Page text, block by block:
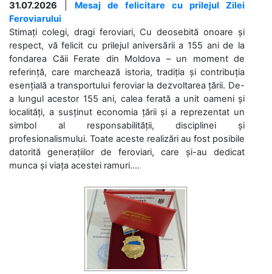
31.07.2026
Mesaj de felicitare cu prilejul Zilei
Feroviarului
Stimați colegi, dragi feroviari, Cu deosebită onoare și
respect, vă felicit cu prilejul aniversării a 155 ani de la
fondarea Căii Ferate din Moldova – un moment de
referință, care marchează istoria, tradiția și contribuția
esențială a transportului feroviar la dezvoltarea țării. De-
a lungul acestor 155 ani, calea ferată a unit oameni și
localități, a susținut economia țării și a reprezentat un
simbol al responsabilității, disciplinei și
profesionalismului. Toate aceste realizări au fost posibile
datorită generațiilor de feroviari, care și-au dedicat
munca și viața acestei ramuri....